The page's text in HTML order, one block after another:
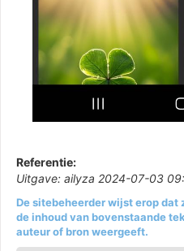
Referentie:
Uitgave: ailyza 2024-07-03
De sitebeheerder wijst erop
de inhoud van bovenstaande
auteur of bron weergeeft.